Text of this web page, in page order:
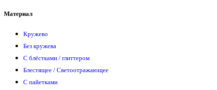
Материал
Кружево
Без кружева
С блёстками / глиттером
Блестящее / Светоотражающее
С пайетками